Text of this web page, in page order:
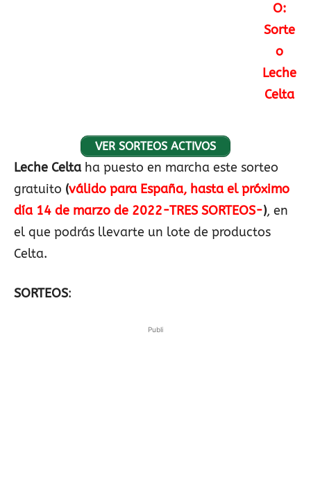
O:
Sorte
o
Leche
Celta
VER SORTEOS ACTIVOS
Leche Celta ha puesto en marcha este sorteo
gratuito (válido para España, hasta el próximo
día 14 de marzo de 2022-TRES SORTEOS-), en
el que podrás llevarte un lote de productos
Celta.
SORTEOS:
Publi